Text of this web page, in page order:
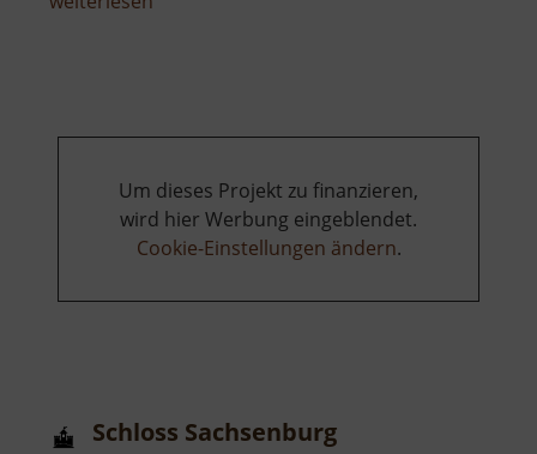
Um dieses Projekt zu finanzieren,
wird hier Werbung eingeblendet.
Cookie-Einstellungen ändern.
Schloss Sachsenburg